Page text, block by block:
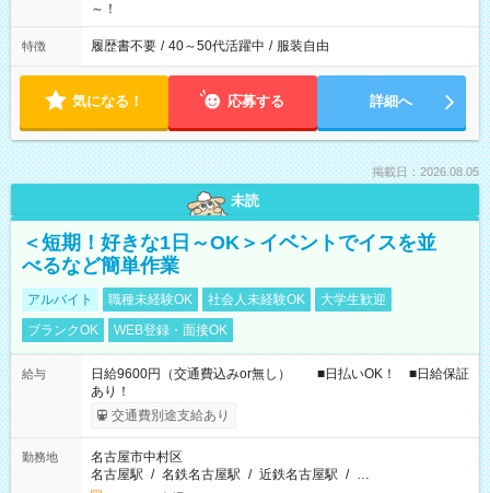
～！
特徴 履歴書不要 / 40～50代活躍中 / 服装自由
気になる！ 応募する 詳細へ
掲載日：2026.08.05
未読
＜短期！好きな1日～OK＞イベントでイスを並
べるなど簡単作業
アルバイト 職種未経験OK 社会人未経験OK
大学生歓迎
ブランクOK
WEB登録・面接OK
給与
日給9600円（交通費込みor無し） ■日払いOK！ ■日給保証
あり！
交通費別途支給あり
勤務地
名古屋市中村区
名古屋駅 / 名鉄名古屋駅 / 近鉄名古屋駅 / …